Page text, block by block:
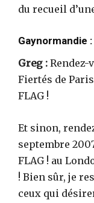
du recueil
Gaynormandie
Greg : Rendez-
Fiertés de
FLAG !
Et sinon,
septembre
FLAG ! au
! Bien sûr, je
ceux qui